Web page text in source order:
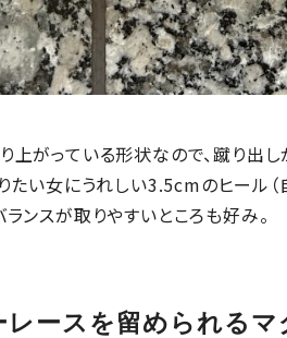
上がっている形状なので、蹴り出
たい女にうれしい3.5cmのヒール（
ンスが取りやすいところも好み。
ースを留められるマ